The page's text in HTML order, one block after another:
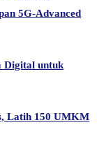
5G-Advanced
Digital untuk
Latih 150 UMKM